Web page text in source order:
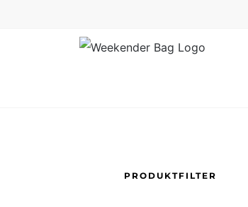
PRODUKTFILTER